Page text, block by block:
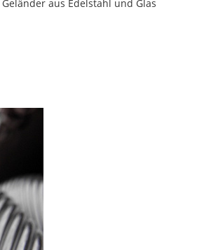
aus Edelstahl und Glas